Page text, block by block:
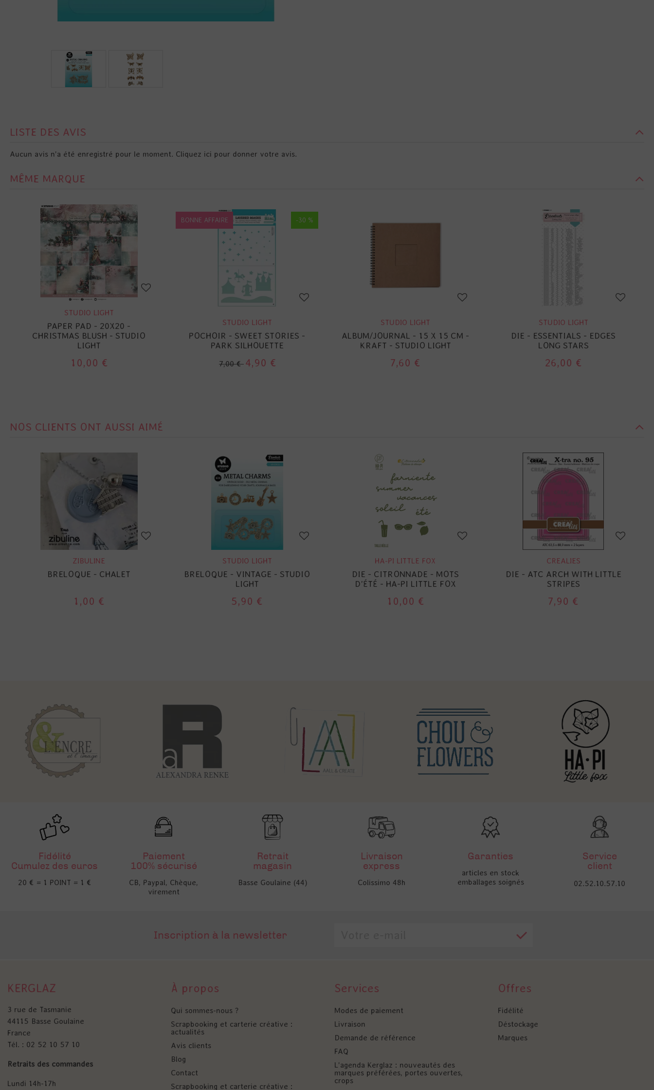
LISTE DES AVIS
Aucun avis n'a été enregistré pour le moment. Cliquez ici pour donner votre avis.
MÊME MARQUE
STUDIO LIGHT
PAPER PAD - 20X20 -
CHRISTMAS BLUSH - STUDIO
LIGHT
10,00 €
BONNE AFFAIRE -30 %
STUDIO LIGHT
POCHOIR - SWEET STORIES -
PARK SILHOUETTE
7,00 € 4,90 €
STUDIO LIGHT
ALBUM/JOURNAL - 15 X 15 CM -
KRAFT - STUDIO LIGHT
7,60 €
STUDIO LIGHT
DIE - ESSENTIALS - EDGES
LONG STARS
26,00 €
NOS CLIENTS ONT AUSSI AIMÉ
ZIBULINE
BRELOQUE - CHALET
1,00 €
STUDIO LIGHT
BRELOQUE - VINTAGE - STUDIO
LIGHT
5,90 €
HA-PI LITTLE FOX
DIE - CITRONNADE - MOTS
D'ÉTÉ - HA-PI LITTLE FOX
10,00 €
CREALIES
DIE - ATC ARCH WITH LITTLE
STRIPES
7,90 €
Fidélité
Cumulez des euros
20 € = 1 POINT = 1 €
Paiement
100% sécurisé
CB, Paypal, Chèque,
virement
Retrait
magasin
Basse Goulaine (44)
Livraison
express
Colissimo 48h
Garanties
articles en stock
emballages soignés
Service
client
02.52.10.57.10
Inscription à la newsletter
KERGLAZ
3 rue de Tasmanie
44115 Basse Goulaine
France
Tél. : 02 52 10 57 10
Retraits des commandes
Lundi 14h-17h
À propos
Qui sommes-nous ?
Scrapbooking et carterie créative :
actualités
Avis clients
Blog
Contact
Scrapbooking et carterie créative :
Services
Modes de paiement
Livraison
Demande de référence
FAQ
L'agenda Kerglaz : nouveautés des
marques préférées, portes ouvertes,
crops
Offres
Fidélité
Déstockage
Marques